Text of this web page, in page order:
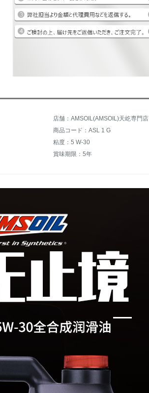
店舗：AMSOIL(AMSOIL)天屹専門店
商品コード：ASL 1 G
粘度：5 W-30
賞味期限：5年